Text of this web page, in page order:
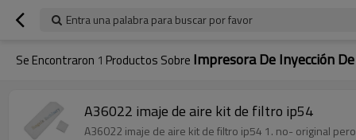
Entra una palabra para buscar por favor
Se Encontraron 1 Productos Sobre Impresora De Inyección
A36022 imaje de aire kit de filtro ip54
A36022 imaje de aire kit de filtro ip54 1. no- original